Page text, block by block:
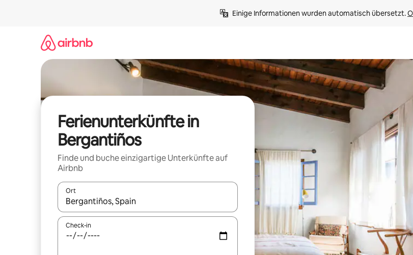
Einige Informationen wurden automatisch übersetzt.
Ferienunterkünfte in
Bergantiños
Finde und buche einzigartige Unterkünfte auf
Airbnb
Ort
Wenn Ergebnisse verfügbar sind, navigiere mit den Pfeiltasten nach oben und unten oder erkunde die
Check-in